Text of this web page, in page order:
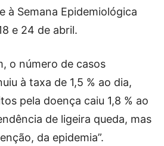
à Semana Epidemiológica
e 24 de abril.
o número de casos
à taxa de 1,5 % ao dia,
pela doença caiu 1,8 % ao
de ligeira queda, mas
da epidemia”.